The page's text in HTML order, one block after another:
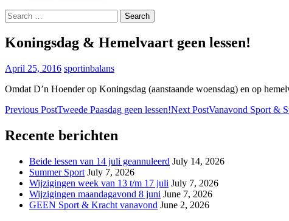
Search
for:
Koningsdag & Hemelvaart geen lessen!
April 25, 2016 sportinbalans
Omdat D’n Hoender op Koningsdag (aanstaande woensdag) en op
Post
navigation
Previous PostTweede Paasdag geen lessen!Next PostVanavond Sport &
Recente berichten
Beide lessen van 14 juli geannuleerd July 14, 2026
Summer Sport July 7, 2026
Wijzigingen week van 13 t/m 17 juli July 7, 2026
Wijzigingen maandagavond 8 juni June 7, 2026
GEEN Sport & Kracht vanavond June 2, 2026